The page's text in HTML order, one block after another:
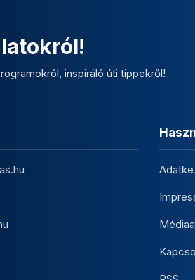
inspiráló úti tippekről!